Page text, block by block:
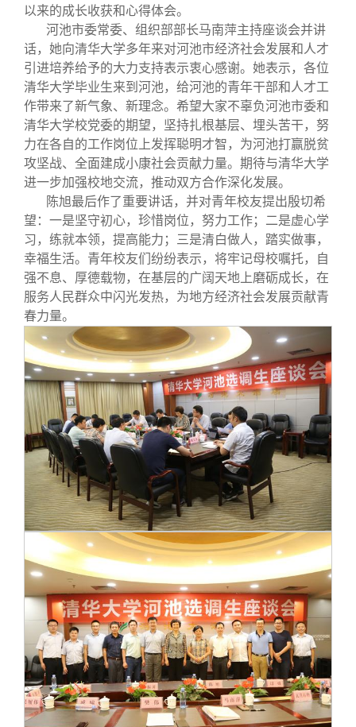
以来的成长收获和心得体会。
河池市委常委、组织部部长马南萍主持座谈会并讲
话，她向清华大学多年来对河池市经济社会发展和人才
引进培养给予的大力支持表示衷心感谢。她表示，各位
清华大学毕业生来到河池，给河池的青年干部和人才工
作带来了新气象、新理念。希望大家不辜负河池市委和
清华大学校党委的期望，坚持扎根基层、埋头苦干，努
力在各自的工作岗位上发挥聪明才智，为河池打赢脱贫
攻坚战、全面建成小康社会贡献力量。期待与清华大学
进一步加强校地交流，推动双方合作深化发展。
陈旭最后作了重要讲话，并对青年校友提出殷切希
望：一是坚守初心，珍惜岗位，努力工作；二是虚心学
习，练就本领，提高能力；三是清白做人，踏实做事，
幸福生活。青年校友们纷纷表示，将牢记母校嘱托，自
强不息、厚德载物，在基层的广阔天地上磨砺成长，在
服务人民群众中闪光发热，为地方经济社会发展贡献青
春力量。